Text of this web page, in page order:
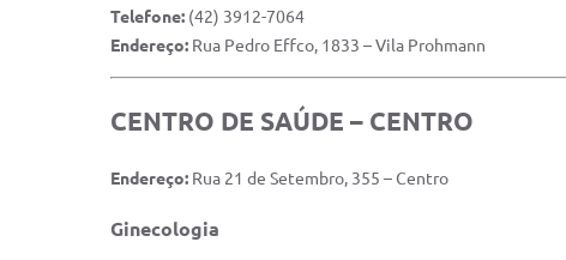
Telefone: (42) 3912-7064
Endereço: Rua Pedro Effco, 1833 – Vila Prohmann
CENTRO DE SAÚDE – CENTRO
Endereço: Rua 21 de Setembro, 355 – Centro
Ginecologia